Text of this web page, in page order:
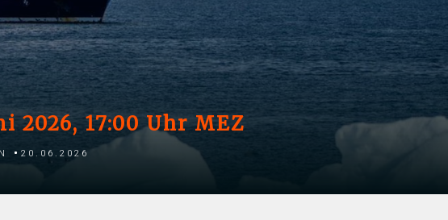
2026, 17:00 Uhr MEZ
20.06.2026